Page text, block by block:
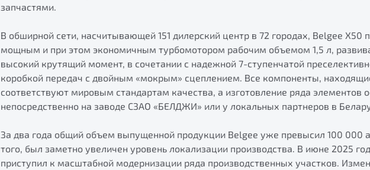
запчастями.
В обширной сети, насчитывающей 151 дилерский центр в 72 городах, Belgee X50
мощным и при этом экономичным турбомотором рабочим объемом 1,5 л,
высокий крутящий момент, в сочетании с надежной 7-ступенчатой
коробкой передач с двойным «мокрым» сцеплением. Все компоненты,
соответствуют мировым стандартам качества, а изготовление ряда элементов
непосредственно на заводе СЗАО «БЕЛДЖИ» или у локальных партнеров в
За два года общий объем выпущенной продукции Belgee уже превысил 100 000
того, был заметно увеличен уровень локализации производства. В июне 2025
приступил к масштабной модернизации ряда производственных участков.